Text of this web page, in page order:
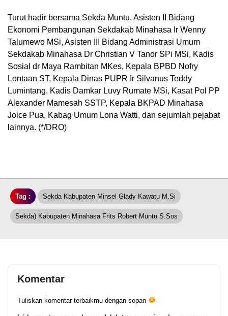
Turut hadir bersama Sekda Muntu, Asisten II Bidang
Ekonomi Pembangunan Sekdakab Minahasa Ir Wenny
Talumewo MSi, Asisten III Bidang Administrasi Umum
Sekdakab Minahasa Dr Christian V Tanor SPi MSi, Kadis
Sosial dr Maya Rambitan MKes, Kepala BPBD Nofry
Lontaan ST, Kepala Dinas PUPR Ir Silvanus Teddy
Lumintang, Kadis Damkar Luvy Rumate MSi, Kasat Pol PP
Alexander Mamesah SSTP, Kepala BKPAD Minahasa
Joice Pua, Kabag Umum Lona Watti, dan sejumlah pejabat
lainnya. (*/DRO)
Tag : Sekda Kabupaten Minsel Glady Kawatu M.Si
Sekda) Kabupaten Minahasa Frits Robert Muntu S.Sos
Komentar
Tuliskan komentar terbaikmu dengan sopan